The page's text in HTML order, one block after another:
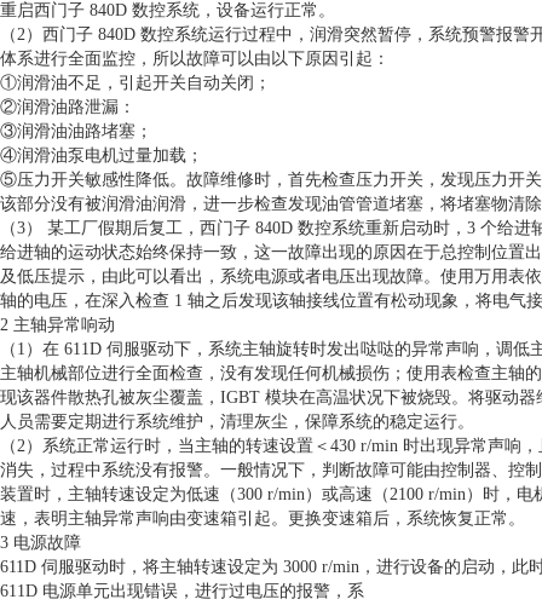
重启西门子 840D 数控系统，设备运行正常。
（2）西门子 840D 数控系统运行过程中，润滑突然暂停，系统预警报
体系进行全面监控，所以故障可以由以下原因引起：
①润滑油不足，引起开关自动关闭；
②润滑油路泄漏：
③润滑油油路堵塞；
④润滑油泵电机过量加载；
⑤压力开关敏感性降低。故障维修时，首先检查压力开关，发现压力开
该部分没有被润滑油润滑，进一步检查发现油管管道堵塞，将堵塞物清
（3） 某工厂假期后复工，西门子 840D 数控系统重新启动时，3 个给
给进轴的运动状态始终保持一致，这一故障出现的原因在于总控制位置
及低压提示，由此可以看出，系统电源或者电压出现故障。使用万用表
轴的电压，在深入检查 1 轴之后发现该轴接线位置有松动现象，将电气
2 主轴异常响动
（1）在 611D 伺服驱动下，系统主轴旋转时发出哒哒的异常声响，调
主轴机械部位进行全面检查，没有发现任何机械损伤；使用表检查主轴
现该器件散热孔被灰尘覆盖，IGBT 模块在高温状况下被烧毁。将驱动
人员需要定期进行系统维护，清理灰尘，保障系统的稳定运行。
（2）系统正常运行时，当主轴的转速设置＜430 r/min 时出现异常声响
消失，过程中系统没有报警。一般情况下，判断故障可能由控制器、控
装置时，主轴转速设定为低速（300 r/min）或高速（2100 r/min）时，
速，表明主轴异常声响由变速箱引起。更换变速箱后，系统恢复正常。
3 电源故障
611D 伺服驱动时，将主轴转速设定为 3000 r/min，进行设备的启动，
611D 电源单元出现错误，进行过电压的报警，系